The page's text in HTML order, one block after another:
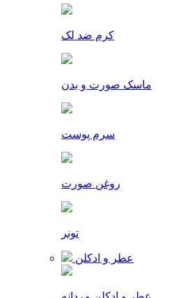
کرم ضد لک
ماسک صورت و بدن
سرم پوست
روغن صورت
تونر
عطر و ادکلن